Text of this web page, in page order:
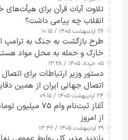
تلاوت آیات قرآن برای
انقلاب چه پیامی داشت؟
۲۶ اردیبهشت ۱۴۰۵ / ۱۰:۱۵
طرح‌ بازگشت به جنگ به ترامپ
خارک و حمله به محل مواد
۰۵ خرداد ۱۴۰۵ / ۱۳:۲۸
دستور وزیر ارتباطات برای
اتصال جهانی ایران از همین
کامل مردم تا ۲۴ ساعت آینده
۲۴ اردیبهشت ۱۴۰۵ / ۰۹:۱۵
آغاز ثبت‌نام وام
از امروز
۲۹ اردیبهشت ۱۴۰۵ / ۱۳:۴۲